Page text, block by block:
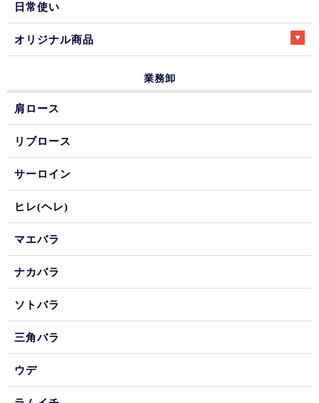
日常使い
オリジナル商品
業務卸
肩ロース
リブロース
サーロイン
ヒレ(ヘレ)
マエバラ
ナカバラ
ソトバラ
三角バラ
ウデ